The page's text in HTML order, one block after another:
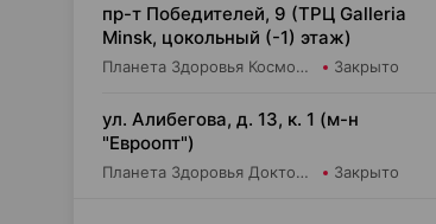
пр-т Победителей, 9 (ТРЦ Galleria
Minsk, цокольный (-1) этаж)
Планета Здоровья КосмоФарма ООО Аптека №24 Закрыто
ул. Алибегова, д. 13, к. 1 (м-н
"Евроопт")
Планета Здоровья Доктор Таир ООО Аптека №1 Закрыто